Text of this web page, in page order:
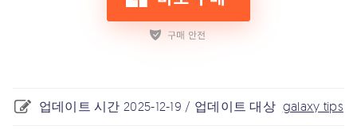
업데이트 시간 2025-12-19 / 업데이트 대상 galaxy tips